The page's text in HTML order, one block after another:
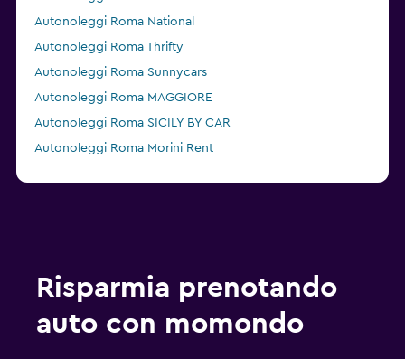
Autonoleggi Roma National
Autonoleggi Roma Thrifty
Autonoleggi Roma Sunnycars
Autonoleggi Roma MAGGIORE
Autonoleggi Roma SICILY BY CAR
Autonoleggi Roma Morini Rent
Risparmia prenotando
auto con momondo